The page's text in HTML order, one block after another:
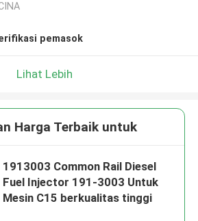
pemasok
Lihat Lebih
Harga Terbaik untuk
1913003 Common Rail Diesel
Fuel Injector 191-3003 Untuk
Mesin C15 berkualitas tinggi